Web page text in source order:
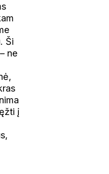
Ši
ne
į